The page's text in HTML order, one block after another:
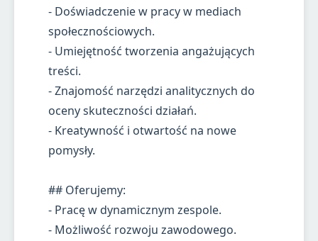
- Doświadczenie w pracy w mediach
społecznościowych.
- Umiejętność tworzenia angażujących
treści.
- Znajomość narzędzi analitycznych do
oceny skuteczności działań.
- Kreatywność i otwartość na nowe
pomysły.
## Oferujemy:
- Pracę w dynamicznym zespole.
- Możliwość rozwoju zawodowego.